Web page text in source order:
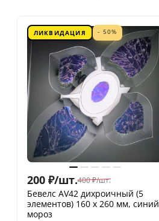
ЛИКВИДАЦИЯ - 50%
200 ₽/шт.400 ₽/шт.
Бевелс AV42 дихроичный (5
элементов) 160 х 260 мм, синий
мороз